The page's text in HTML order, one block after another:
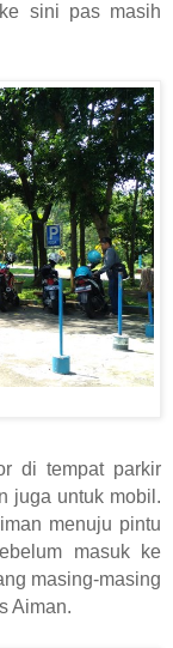
sini pas masih
di tempat parkir
juga untuk mobil.
menuju pintu
masuk ke
masing-masing
Aiman.